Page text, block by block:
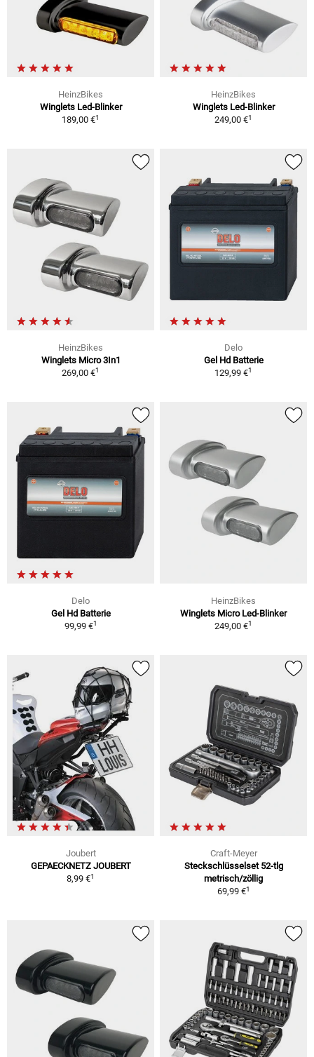
HeinzBikes
Winglets Led-Blinker
189,00 €1
HeinzBikes
Winglets Led-Blinker
249,00 €1
HeinzBikes
Winglets Micro 3In1
269,00 €1
Delo
Gel Hd Batterie
129,99 €1
Delo
Gel Hd Batterie
99,99 €1
HeinzBikes
Winglets Micro Led-Blinker
249,00 €1
Joubert
GEPAECKNETZ JOUBERT
8,99 €1
Craft-Meyer
Steckschlüsselset 52-tlg
metrisch/zöllig
69,99 €1